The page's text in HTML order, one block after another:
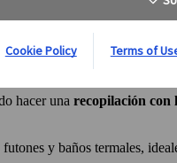
sociedad japonesa en
la mejor versión de lo
hacer una recopilación con
y baños termales,